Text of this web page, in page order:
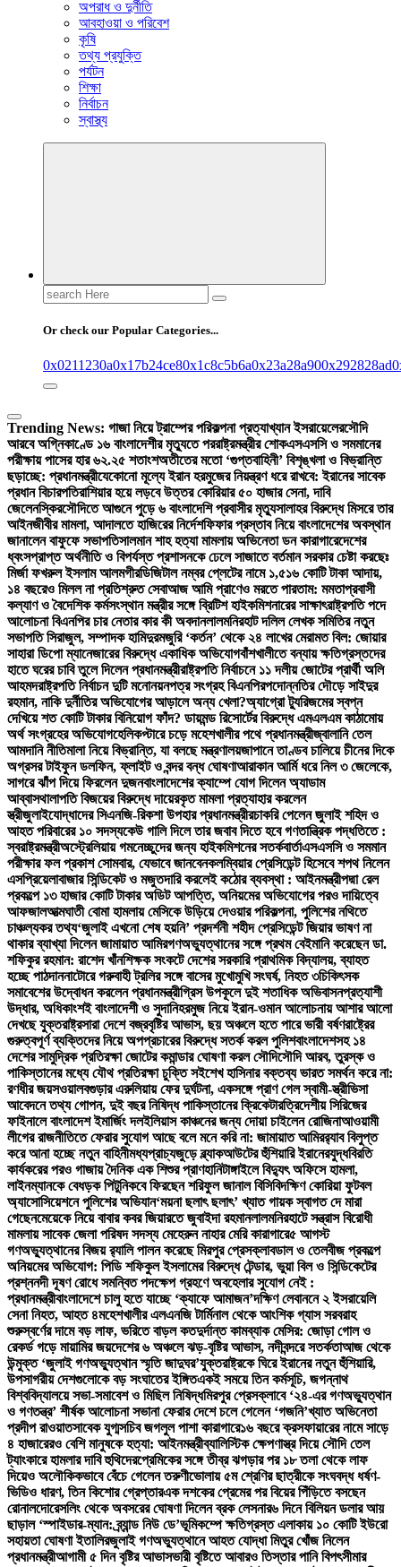
অপরাধ ও দুর্নীতি
আবহাওয়া ও পরিবেশ
কৃষি
তথ্য প্রযুক্তি
পর্যটন
শিক্ষা
নির্বাচন
স্বাস্থ্য
Search
for:
Or check our Popular Categories...
0x0211230a0x17b24ce80x1c8c5b6a0x23a28a900x292828ad
Trending News: গাজা নিয়ে ট্রাম্পের পরিকল্পনা প্রত্যাখ্যান ইসরায়েলেরসৌদি
আরবে অগ্নিকাণ্ডে ১৬ বাংলাদেশীর মৃত্যুতে পররাষ্ট্রমন্ত্রীর শোকএসএসসি ও সমমানের
পরীক্ষায় পাসের হার ৬২.২৫ শতাংশঅতীতের মতো ‘গুপ্তবাহিনী’ বিশৃঙ্খলা ও বিভ্রান্তি
ছড়াচ্ছে: প্রধানমন্ত্রীযেকোনো মূল্যে ইরান হরমুজের নিয়ন্ত্রণ ধরে রাখবে: ইরানের সাবেক
প্রধান বিচারপতিরাশিয়ার হয়ে লড়বে উত্তর কোরিয়ার ৫০ হাজার সেনা, দাবি
জেলেনস্কিরসৌদিতে আগুনে পুড়ে ৬ বাংলাদেশি প্রবাসীর মৃত্যুসালাহর বিরুদ্ধে মিসরে তার
আইনজীবীর মামলা, আদালতে হাজিরের নির্দেশফিফার প্রস্তাব নিয়ে বাংলাদেশের অবস্থান
জানালেন বাফুফে সভাপতিসালমান শাহ হত্যা মামলায় অভিনেতা ডন কারাগারেদেশের
ধ্বংসপ্রাপ্ত অর্থনীতি ও বিপর্যস্ত প্রশাসনকে ঢেলে সাজাতে বর্তমান সরকার চেষ্টা করছেঃ
মির্জা ফখরুল ইসলাম আলমগীরডিজিটাল নম্বর প্লেটের নামে ১,৫১৬ কোটি টাকা আদায়,
১৪ বছরেও মিলল না প্রতিশ্রুত সেবাআজ আমি প্রাণেও মরতে পারতাম: মমতাপ্রবাসী
কল্যাণ ও বৈদেশিক কর্মসংস্থান মন্ত্রীর সঙ্গে ব্রিটিশ হাইকমিশনারের সাক্ষাৎরাষ্ট্রপতি পদে
আলোচনা বিএনপির চার নেতার কার কী অবদানলালমনিরহাট দলিল লেখক সমিতির নতুন
সভাপতি সিরাজুল, সম্পাদক হামিদুরমজুরি ‘কর্তন’ থেকে ২৪ লাখের মেরামত বিল: জোয়ার
সাহারা ডিপো ম্যানেজারের বিরুদ্ধে একাধিক অভিযোগবাঁশখালীতে বন্যায় ক্ষতিগ্রস্তদের
হাতে ঘরের চাবি তুলে দিলেন প্রধানমন্ত্রীরাষ্ট্রপতি নির্বাচনে ১১ দলীয় জোটের প্রার্থী অলি
আহমদরাষ্ট্রপতি নির্বাচন দুটি মনোনয়নপত্র সংগ্রহ বিএনপিরপদোন্নতির দৌড়ে সাইদুর
রহমান, নাকি দুর্নীতির অভিযোগের আড়ালে অন্য খেলা?অ্যাগ্রো ট্যুরিজমের স্বপ্ন
দেখিয়ে শত কোটি টাকার বিনিয়োগ ফাঁদ? ডায়মন্ড রিসোর্টের বিরুদ্ধে এমএলএম কাঠামোয়
অর্থ সংগ্রহের অভিযোগহেলিকপ্টারে চড়ে মহেশখালীর পথে প্রধানমন্ত্রীজ্বালানি তেল
আমদানি নীতিমালা নিয়ে বিভ্রান্তি, যা বলছে মন্ত্রণালয়জাপানে তাণ্ডব চালিয়ে চীনের দিকে
অগ্রসর টাইফুন ডলফিন, ফ্লাইট ও বন্দর বন্ধ ঘোষণাআরাকান আর্মি ধরে নিল ৩ জেলেকে,
সাগরে ঝাঁপ দিয়ে ফিরলেন দুজনবাংলাদেশের ক্যাম্পে যোগ দিলেন অ্যাডাম
আব্বাসথালাপতি বিজয়ের বিরুদ্ধে দায়েরকৃত মামলা প্রত্যাহার করলেন
স্ত্রীজুলাইযোদ্ধাদের সিএনজি-রিকশা উপহার প্রধানমন্ত্রীরচাকরি পেলেন জুলাই শহিদ ও
আহত পরিবারের ১০ সদস্যকেউ গালি দিলে তার জবাব দিতে হবে গণতান্ত্রিক পদ্ধতিতে :
স্বরাষ্ট্রমন্ত্রীঅস্ট্রেলিয়ায় গমনেচ্ছুদের জন্য হাইকমিশনের সতর্কবার্তাএসএসসি ও সমমান
পরীক্ষার ফল প্রকাশ সোমবার, যেভাবে জানবেনকলম্বিয়ার প্রেসিডেন্ট হিসেবে শপথ নিলেন
এসপ্রিয়েলাবাজার সিন্ডিকেট ও মজুতদারি করলেই কঠোর ব্যবস্থা : আইনমন্ত্রীপদ্মা রেল
প্রকল্পে ১৩ হাজার কোটি টাকার অডিট আপত্তি, অনিয়মের অভিযোগের পরও দায়িত্বে
আফজালআত্মঘাতী বোমা হামলায় মেসিকে উড়িয়ে দেওয়ার পরিকল্পনা, পুলিশের নথিতে
চাঞ্চল্যকর তথ্য‘জুলাই এখনো শেষ হয়নি’ প্রদর্শনী শহীদ প্রেসিডেন্ট জিয়ার ভাষণ না
থাকার ব্যাখ্যা দিলেন জামায়াত আমিরগণঅভ্যুত্থানের সঙ্গে প্রথম বেইমানি করেছেন ডা.
শফিকুর রহমান: রাশেদ খাঁনশিক্ষক সংকটে দেশের সরকারি প্রাথমিক বিদ্যালয়, ব্যাহত
হচ্ছে পাঠদাননাটোরে গরুবাহী ট্রলির সঙ্গে বাসের মুখোমুখি সংঘর্ষ, নিহত ৩চিকিৎসক
সমাবেশের উদ্বোধন করলেন প্রধানমন্ত্রীগ্রিস উপকূলে দুই শতাধিক অভিবাসনপ্রত্যাশী
উদ্ধার, অধিকাংশই বাংলাদেশী ও সুদানিহরমুজ নিয়ে ইরান-ওমান আলোচনায় আশার আলো
দেখছে যুক্তরাষ্ট্রসারা দেশে বজ্রবৃষ্টির আভাস, ছয় অঞ্চলে হতে পারে ভারী বর্ষণরাষ্ট্রের
গুরুত্বপূর্ণ ব্যক্তিদের নিয়ে অপপ্রচারের বিরুদ্ধে সতর্ক করল পুলিশবাংলাদেশসহ ১৪
দেশের সামুদ্রিক প্রতিরক্ষা জোটের কমান্ডার ঘোষণা করল সৌদিসৌদি আরব, তুরস্ক ও
পাকিস্তানের মধ্যে যৌথ প্রতিরক্ষা চুক্তি সইশেখ হাসিনার বক্তব্য ভারত সমর্থন করে না:
রণধীর জয়সওয়ালবগুড়ার এরুলিয়ায় ফের দুর্ঘটনা, একসঙ্গে প্রাণ গেল স্বামী-স্ত্রীভিসা
আবেদনে তথ্য গোপন, দুই বছর নিষিদ্ধ পাকিস্তানের ক্রিকেটারত্রিদেশীয় সিরিজের
ফাইনালে বাংলাদেশ ইমার্জিং দলইলিয়াস কাঞ্চনের জন্য দোয়া চাইলেন রোজিনাআওয়ামী
লীগের রাজনীতিতে ফেরার সুযোগ আছে বলে মনে করি না: জামায়াত আমিরর‍্যাব বিলুপ্ত
করে আনা হচ্ছে নতুন বাহিনীমধ্যপ্রাচ্যজুড়ে ব্ল্যাকআউটের হুঁশিয়ারি ইরানেরযুদ্ধবিরতি
কার্যকরের পরও গাজায় দৈনিক এক শিশুর প্রাণহানিটাঙ্গাইলে বিদ্যুৎ অফিসে হামলা,
লাইনম্যানকে বেধড়ক পিটুনিকবে ফিরছেন শরিফুল জানাল বিসিবিদক্ষিণ কোরিয়া ফুটবল
অ্যাসোসিয়েশনে পুলিশের অভিযান‘ময়না ছলাৎ ছলাৎ’ খ্যাত গায়ক স্বাগত দে মারা
গেছেনমেয়েকে নিয়ে বাবার কবর জিয়ারতে জুবাইদা রহমানলালমনিরহাটে সন্ত্রাস বিরোধী
মামলায় সাবেক জেলা পরিষদ সদস্য মেহেরুন নাহার মেরি কারাগারে৫ আগস্ট
গণঅভ্যুত্থানের বিজয় র‍্যালি পালন করেছে মিরপুর প্রেসক্লাবডাল ও তেলবীজ প্রকল্পে
অনিয়মের অভিযোগ: পিডি শফিকুল ইসলামের বিরুদ্ধে টেন্ডার, ভুয়া বিল ও সিন্ডিকেটের
প্রশ্ননদী দূষণ রোধে সমন্বিত পদক্ষেপ গ্রহণে অবহেলার সুযোগ নেই :
প্রধানমন্ত্রীবাংলাদেশে চালু হতে যাচ্ছে ‘ক্যাফে আমাজন’দক্ষিণ লেবাননে ২ ইসরায়েলি
সেনা নিহত, আহত ৪মহেশখালীর এলএনজি টার্মিনাল থেকে আংশিক গ্যাস সরবরাহ
শুরুস্বর্ণের দামে বড় লাফ, ভরিতে বাড়ল কতদুর্দান্ত কামব্যাক মেসির: জোড়া গোল ও
রেকর্ড গড়ে মায়ামির জয়দেশের ৬ অঞ্চলে ঝড়-বৃষ্টির আভাস, নদীবন্দরে সতর্কতাআজ থেকে
উন্মুক্ত ‘জুলাই গণঅভ্যুত্থান স্মৃতি জাদুঘর’যুক্তরাষ্ট্রকে ঘিরে ইরানের নতুন হুঁশিয়ারি,
উপসাগরীয় দেশগুলোকে বড় সংঘাতের ইঙ্গিতএকই সময়ে তিন কর্মসূচি, জগন্নাথ
বিশ্ববিদ্যালয়ে সভা-সমাবেশ ও মিছিল নিষিদ্ধমিরপুর প্রেসক্লাবে ‘২৪-এর গণঅভ্যুত্থান
ও গণতন্ত্র’ শীর্ষক আলোচনা সভানা ফেরার দেশে চলে গেলেন ‘গজনি’খ্যাত অভিনেতা
প্রদীপ রাওয়াতসাবেক যুগ্মসচিব জগলুল পাশা কারাগারে১৬ বছরে ক্রসফায়ারের নামে সাড়ে
৪ হাজারেরও বেশি মানুষকে হত্যা: আইনমন্ত্রীব্যালিস্টিক ক্ষেপণাস্ত্র দিয়ে সৌদি তেল
ট্যাংকারে হামলার দাবি হুথিদেরপ্রেমিকের সঙ্গে তীব্র ঝগড়ার পর ১৮ তলা থেকে লাফ
দিয়েও অলৌকিকভাবে বেঁচে গেলেন তরুণীভোলায় ৫ম শ্রেণির ছাত্রীকে সংঘবদ্ধ ধর্ষণ-
ভিডিও ধারণ, তিন কিশোর গ্রেপ্তারএক দশকের প্রেমের পর বিয়ের পিঁড়িতে বসছেন
রোনালদোরেসলিং থেকে অবসরের ঘোষণা দিলেন ব্রক লেসনার৬ দিনে বিলিয়ন ডলার আয়
ছাড়াল ‘স্পাইডার-ম্যান: ব্র্যান্ড নিউ ডে’ভূমিকম্পে ক্ষতিগ্রস্ত এলাকায় ১০ কোটি ইউরো
সহায়তা ঘোষণা ইতালিরজুলাই গণঅভ্যুত্থানে আহত যোদ্ধা মিতুর খোঁজ নিলেন
প্রধানমন্ত্রীআগামী ৫ দিন বৃষ্টির আভাসভারী বৃষ্টিতে আবারও তিস্তার পানি বিপৎসীমার